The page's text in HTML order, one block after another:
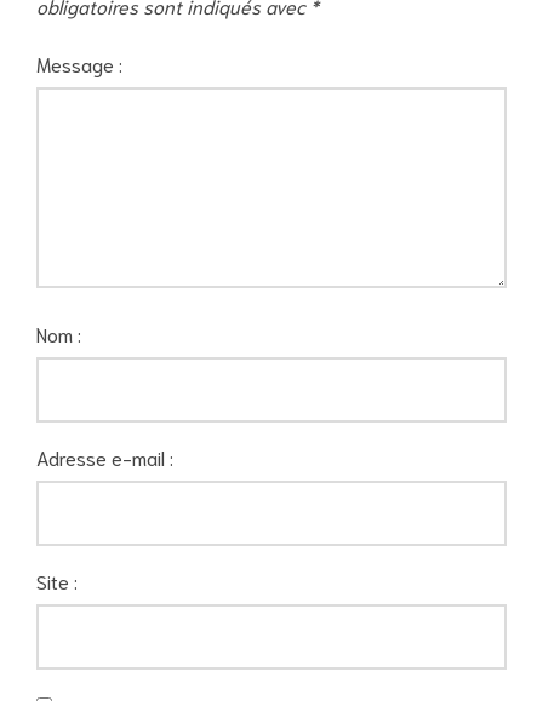
obligatoires sont indiqués avec *
Message :
Nom :
Adresse e-mail :
Site :